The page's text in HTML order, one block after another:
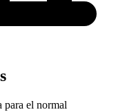
para el normal